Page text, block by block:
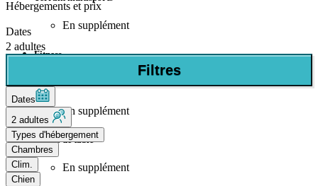
En supplément
Fitness
Basket
En supplément
Tennis de table
En supplément
Hébergements et prix
Dates
2 adultes
Filtres
Dates
2 adultes
Types d'hébergement
Chambres
Clim.
Chien